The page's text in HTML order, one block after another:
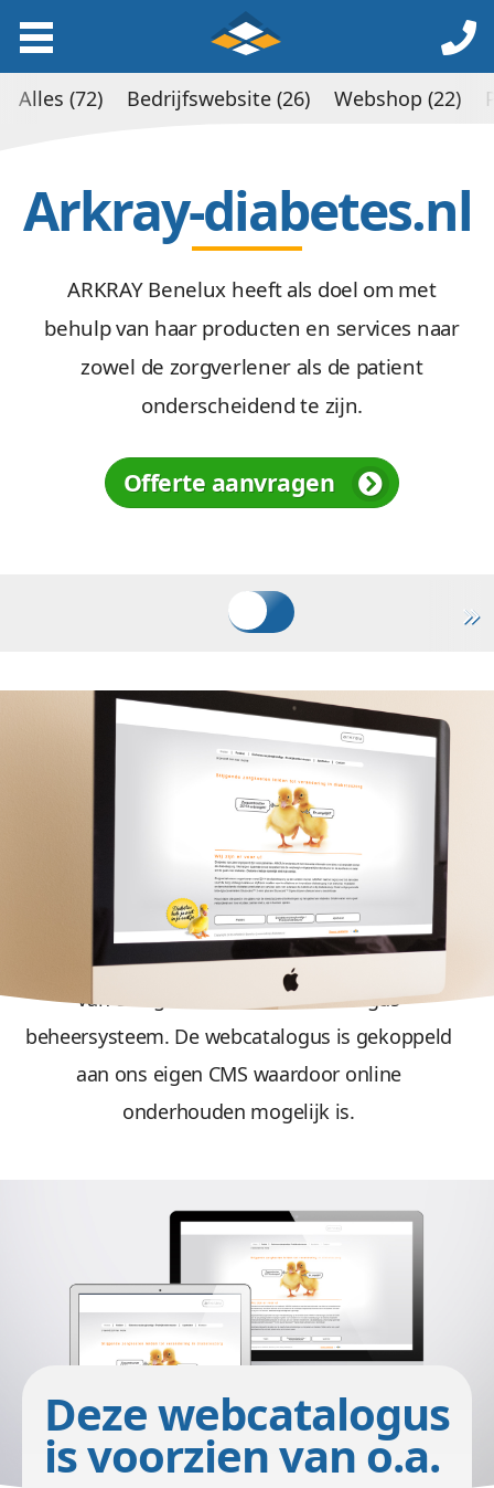
Arkray-diabetes.nl
ARKRAY Benelux heeft als doel om met
behulp van haar producten en services naar
zowel de zorgverlener als de patient
onderscheidend te zijn.
Offerte aanvragen
Deze webcatalogus hebben wij gemaakt voor
Arkray Benelux. De webcatalogus is te bereiken
via http://www.arkray-diabetes.nl en is voorzien
van een geavanceerd webcatalogus
beheersysteem. De webcatalogus is gekoppeld
aan ons eigen CMS waardoor online
onderhouden mogelijk is.
images/port/arkray-diabetes/website-bouwen-
1.jpgDeze webcatalogus
is voorzien van o.a.
Alles (72) Bedrijfswebsite (26) Webshop (22)